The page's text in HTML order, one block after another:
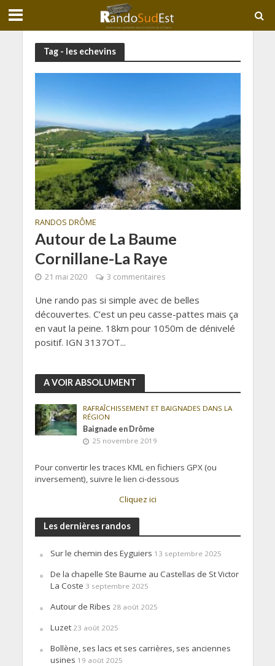
Tag - les echevins
RANDOS DRÔME
Autour de La Baume
Cornillane-La Raye
21 mai 2020 3 commentaires
Une rando pas si simple avec de belles
découvertes. C’est un peu casse-pattes mais ça
en vaut la peine. 18km pour 1050m de dénivelé
positif. IGN 3137OT...
A VOIR ABSOLUMENT
RAFRAÎCHISSEMENT ET BAIGNADES DANS LA
RÉGION
Baignade en Drôme
25 novembre 2019
Pour convertir les traces KML en fichiers GPX (ou
inversement), suivre le lien ci-dessous
Cliquez ici
Les dernières randos
Sur le chemin des Eyguiers 13 septembre 2025
De la chapelle Ste Baume au Castellas de St Victor
La Coste 3 septembre 2025
Autour de Ribes 28 août 2025
Luzet 23 août 2025
Bollène, ses lacs et ses carrières, ses anciennes
usines 19 août 2025